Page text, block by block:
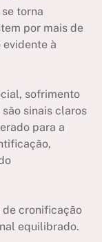
torna
por mais de
evidente à
sofrimento
sinais claros
para a
de cronificação
equilibrado.